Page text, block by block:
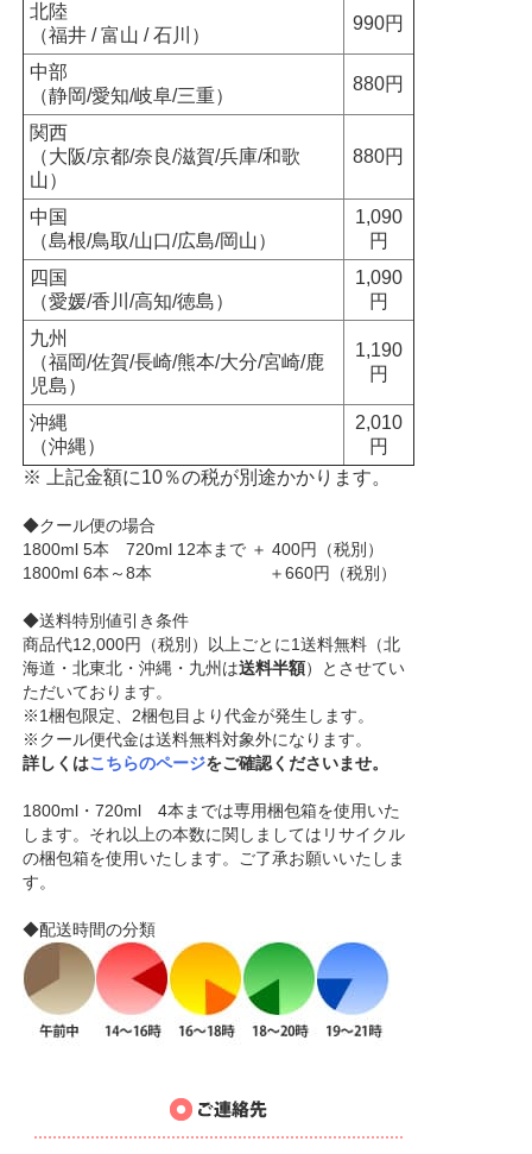
北陸
（福井 / 富山 / 石川）
990円
中部
（静岡/愛知/岐阜/三重）
880円
関西
（大阪/京都/奈良/滋賀/兵庫/和歌
山）
880円
中国
（島根/鳥取/山口/広島/岡山）
1,090
円
四国
（愛媛/香川/高知/徳島）
1,090
円
九州
（福岡/佐賀/長崎/熊本/大分/宮崎/鹿
児島）
1,190
円
沖縄
（沖縄）
2,010
円
※ 上記金額に10％の税が別途かかります。
◆クール便の場合
1800ml 5本 720ml 12本まで ＋ 400円（税別）
1800ml 6本～8本 ＋660円（税別）
◆送料特別値引き条件
商品代12,000円（税別）以上ごとに1送料無料（北
海道・北東北・沖縄・九州は送料半額）とさせてい
ただいております。
※1梱包限定、2梱包目より代金が発生します。
※クール便代金は送料無料対象外になります。
詳しくはこちらのページをご確認くださいませ。
1800ml・720ml 4本までは専用梱包箱を使用いた
します。それ以上の本数に関しましてはリサイクル
の梱包箱を使用いたします。ご了承お願いいたしま
す。
◆配送時間の分類